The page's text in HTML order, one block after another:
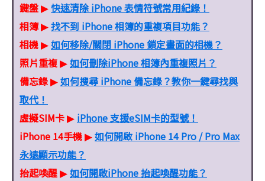
鍵盤▶快速清除 iPhone 表情符號常用紀錄！
相簿▶找不到 iPhone 相簿的重複項目功能？
相機▶如何移除/關閉 iPhone 鎖定畫面的相機？
照片重複▶如何刪除iPhone 相簿內重複照片？
備忘錄▶如何搜尋 iPhone 備忘錄？教你一鍵尋找與
取代！
虛擬SIM卡▶ iPhone 支援eSIM卡的型號！
iPhone 14手機▶如何開啟 iPhone 14 Pro / Pro Max
永遠顯示功能？
抬起喚醒▶如何開啟iPhone 抬起喚醒功能？